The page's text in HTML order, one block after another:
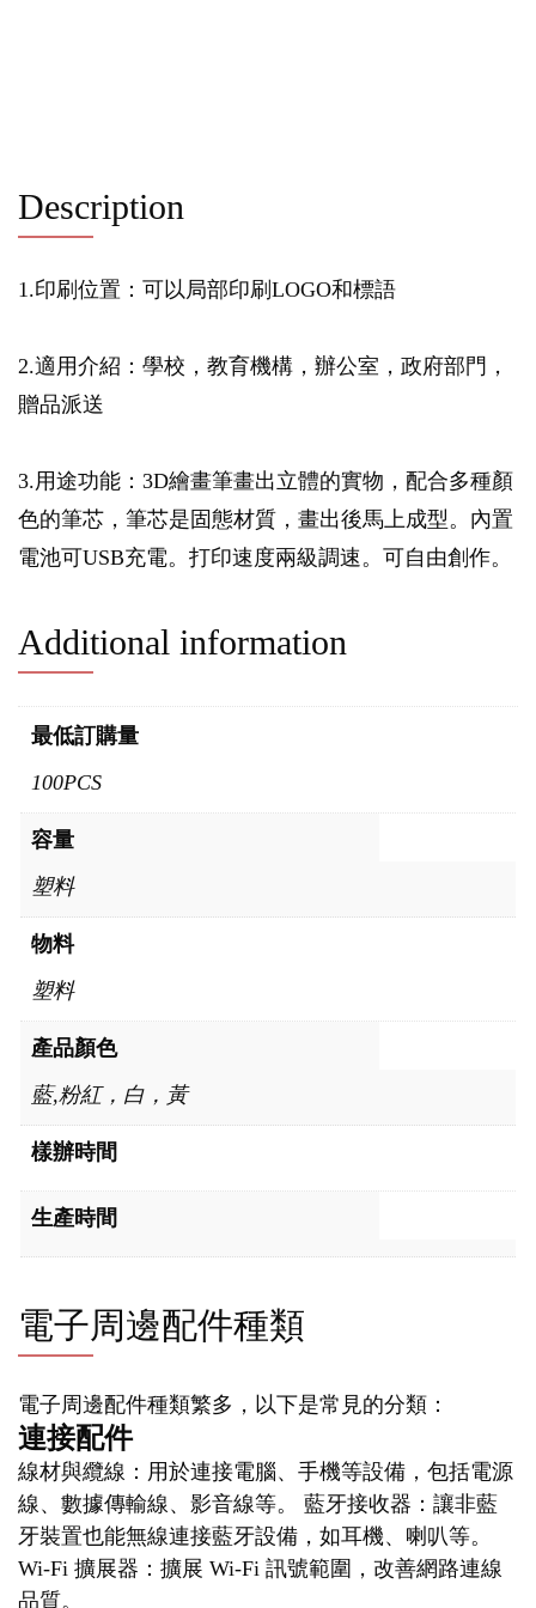
Description
1.印刷位置：可以局部印刷LOGO和標語
2.適用介紹：學校，教育機構，辦公室，政府部門，
贈品派送
3.用途功能：3D繪畫筆畫出立體的實物，配合多種顏
色的筆芯，筆芯是固態材質，畫出後馬上成型。內置
電池可USB充電。打印速度兩級調速。可自由創作。
Additional information
最低訂購量
100PCS
容量
塑料
物料
塑料
產品顏色
藍,粉紅，白，黃
樣辦時間
生產時間
電子周邊配件種類
電子周邊配件種類繁多，以下是常見的分類：
連接配件
線材與纜線：用於連接電腦、手機等設備，包括電源
線、數據傳輸線、影音線等。 藍牙接收器：讓非藍
牙裝置也能無線連接藍牙設備，如耳機、喇叭等。
Wi-Fi 擴展器：擴展 Wi-Fi 訊號範圍，改善網路連線
品質。